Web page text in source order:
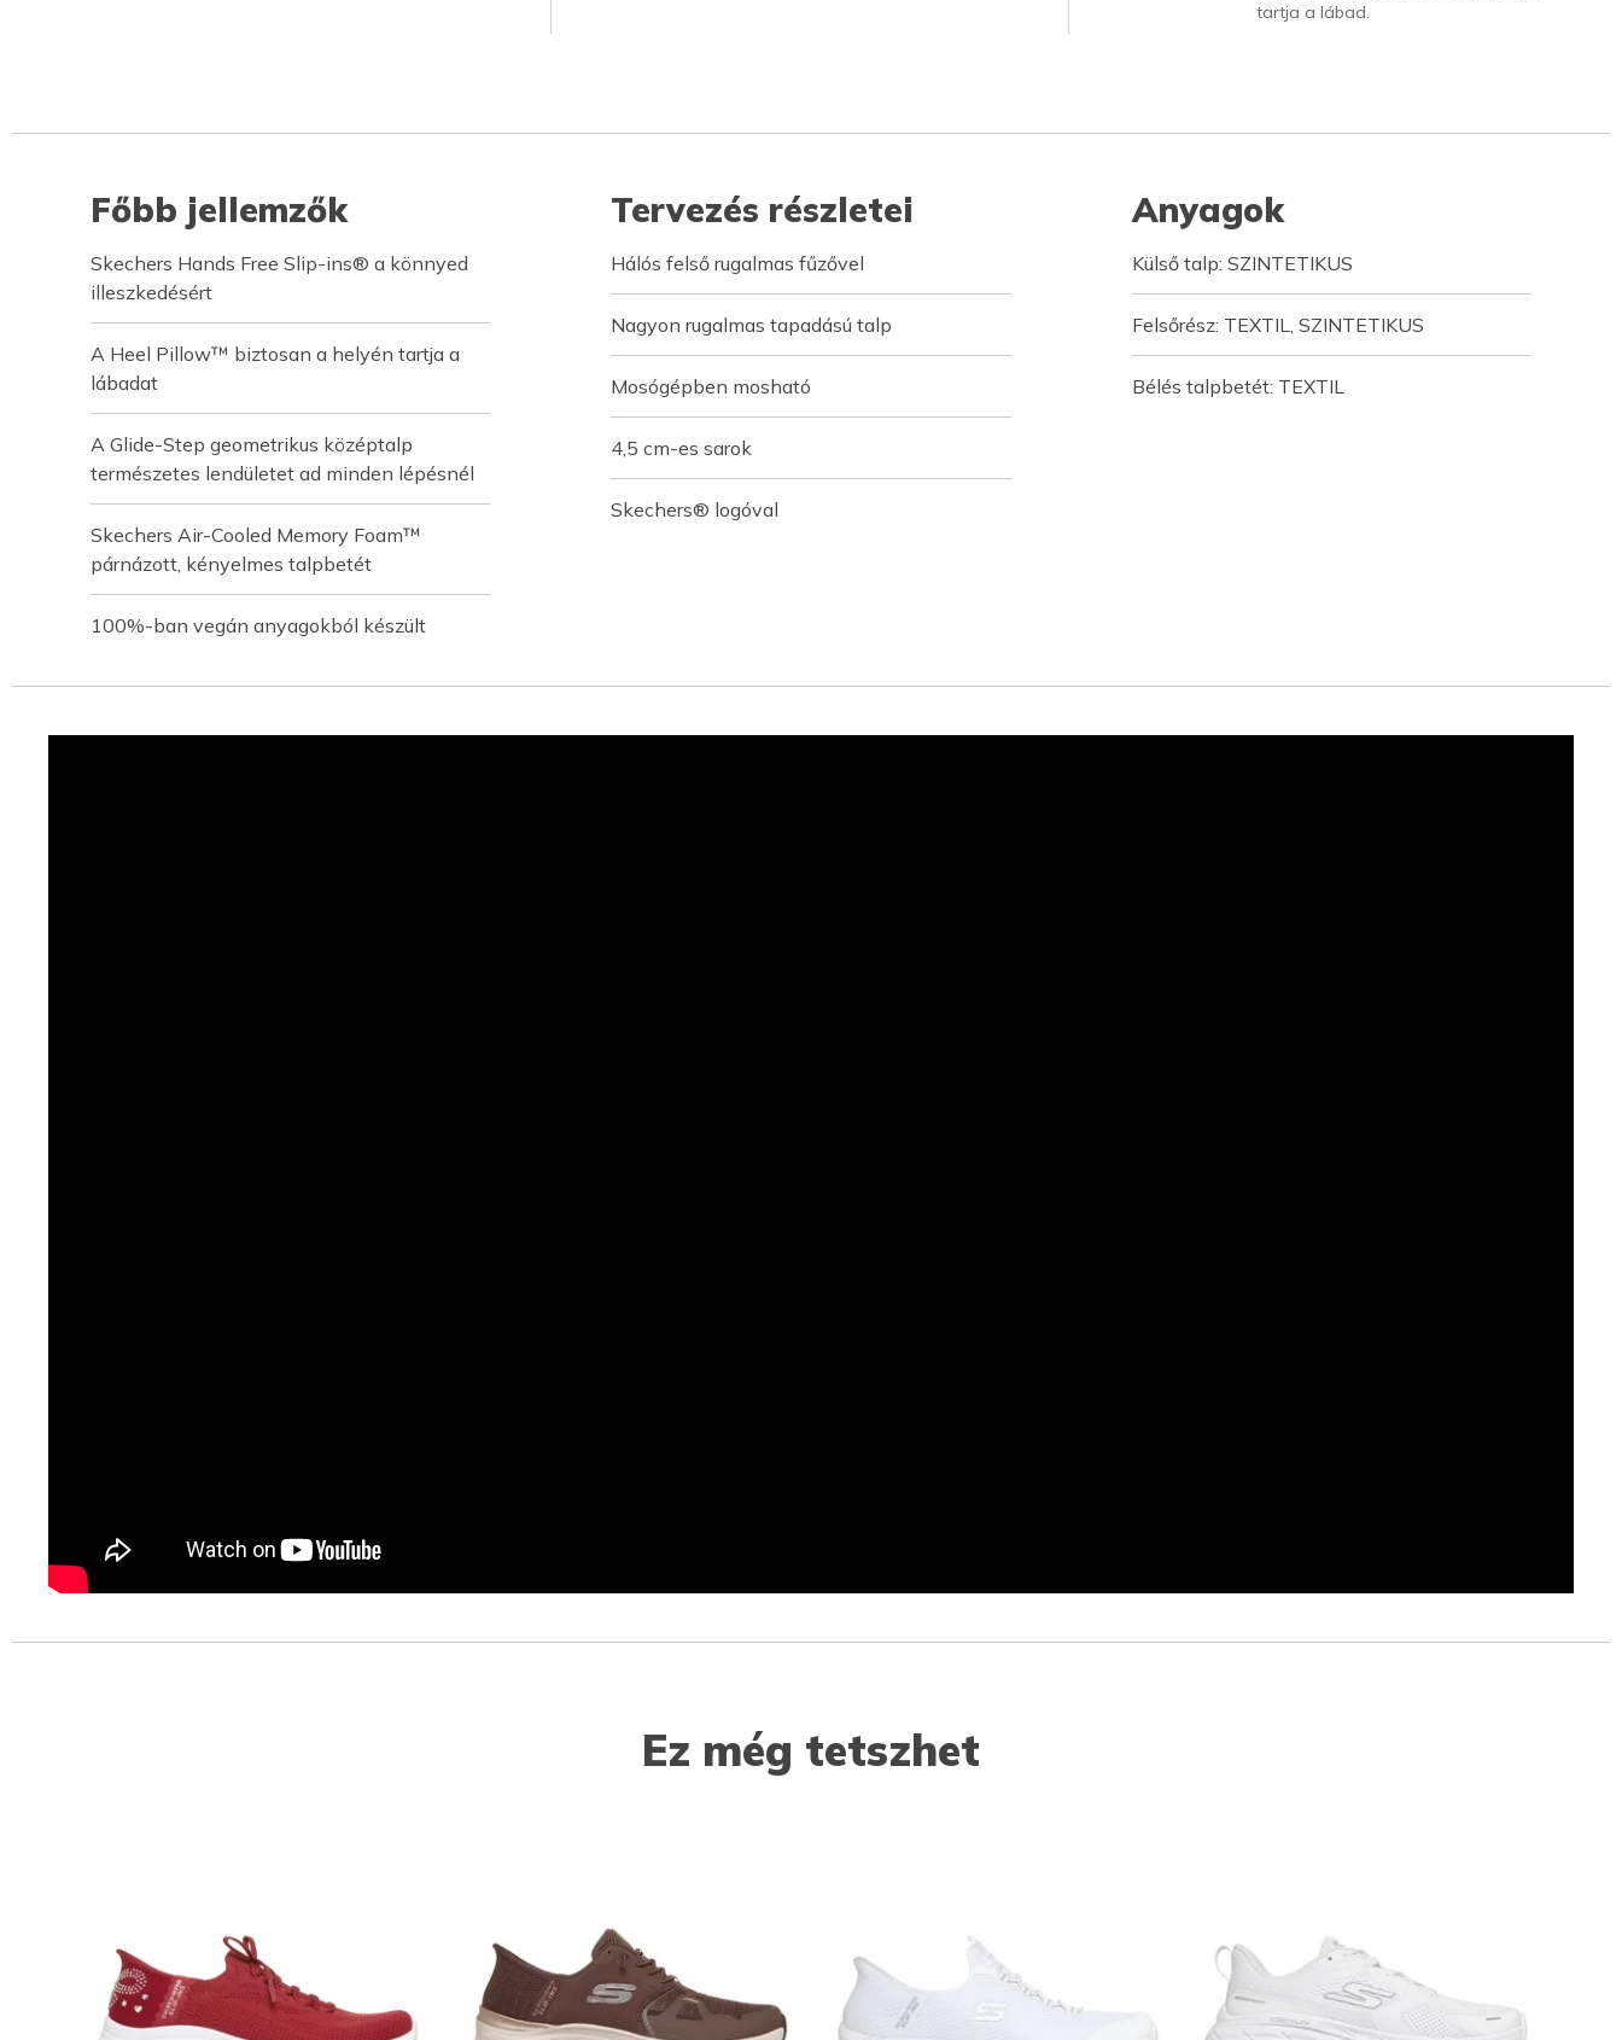
tartja a lábad.
Főbb jellemzők
Skechers Hands Free Slip-ins® a könnyed
illeszkedésért
A Heel Pillow™ biztosan a helyén tartja a
lábadat
A Glide-Step geometrikus középtalp
természetes lendületet ad minden lépésnél
Skechers Air-Cooled Memory Foam™
párnázott, kényelmes talpbetét
100%-ban vegán anyagokból készült
Tervezés részletei
Hálós felső rugalmas fűzővel
Nagyon rugalmas tapadású talp
Mosógépben mosható
4,5 cm-es sarok
Skechers® logóval
Anyagok
Külső talp: SZINTETIKUS
Felsőrész: TEXTIL, SZINTETIKUS
Bélés talpbetét: TEXTIL
Ez még tetszhet